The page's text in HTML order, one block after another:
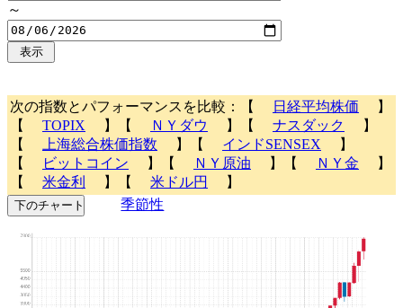
～
次の指数とパフォーマンスを比較：【 日経平均株価
】
【
TOPIX 】【 ＮＹダウ 】【 ナスダック
】
【
上海総合株価指数 】【 インドSENSEX
】
【
ビットコイン 】【 ＮＹ原油 】【 ＮＹ金
】
【
米金利 】【 米ドル円
】
季節性